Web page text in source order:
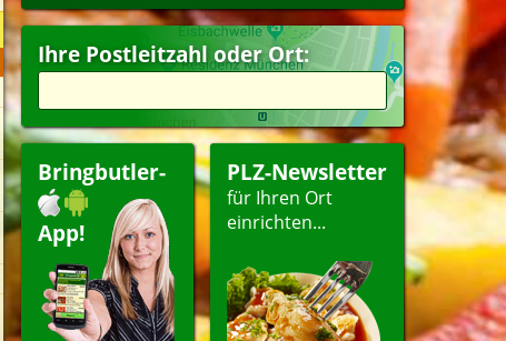
Ihre Postleitzahl oder Ort:
Bringbutler-
App!
PLZ-Newsletter
für Ihren Ort
einrichten...